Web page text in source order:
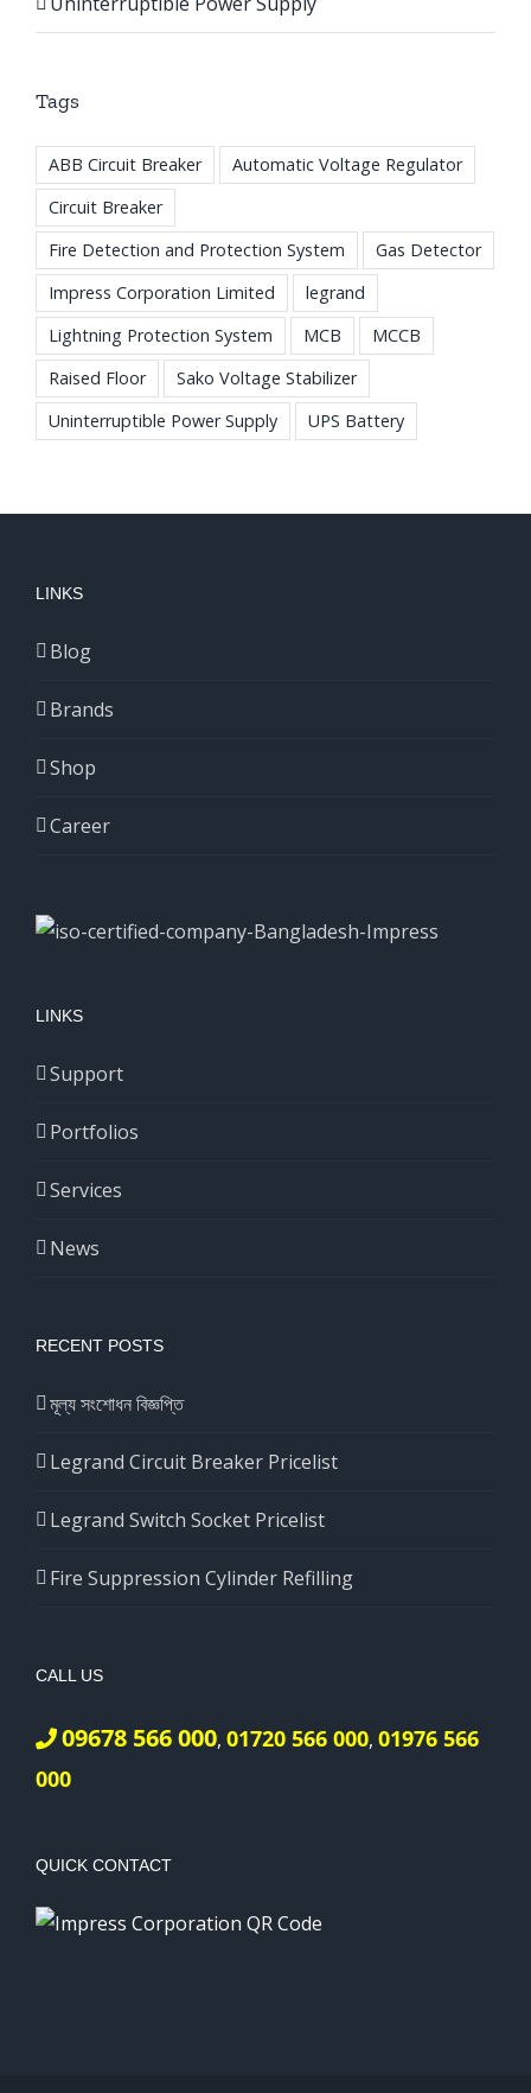
Tags
ABB Circuit Breaker
Automatic Voltage Regulator
Circuit Breaker
Fire Detection and Protection System
Gas Detector
Impress Corporation Limited
legrand
Lightning Protection System
MCB
MCCB
Raised Floor
Sako Voltage Stabilizer
Uninterruptible Power Supply
UPS Battery
LINKS
Blog
Brands
Shop
Career
LINKS
Support
Portfolios
Services
News
RECENT POSTS
মূল্য সংশোধন বিজ্ঞপ্তি
Legrand Circuit Breaker Pricelist
Legrand Switch Socket Pricelist
Fire Suppression Cylinder Refilling
CALL US
09678 566 000, 01720 566 000, 01976 566
000
QUICK CONTACT